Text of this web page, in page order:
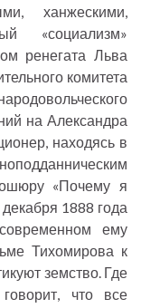
ханжескими,
«социализм»
ренегата Льва
комитета
на Александра
находясь в
«Почему я
1888 года
ему
Тихомирова к
земство. Где
что все